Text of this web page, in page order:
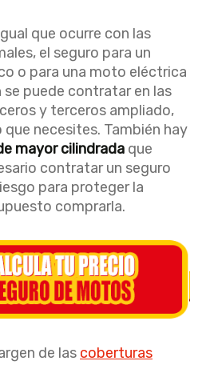
que ocurre con las
el seguro para un
o para una moto eléctrica
puede contratar en las
y terceros ampliado,
necesites. También hay
mayor cilindrada que
contratar un seguro
para proteger la
comprarla.
de las coberturas